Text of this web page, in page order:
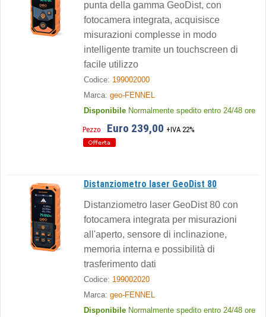
punta della gamma GeoDist, con
fotocamera integrata, acquisisce
misurazioni complesse in modo
intelligente tramite un touchscreen di
facile utilizzo
Codice: 199002000
Marca: geo-FENNEL
Disponibile Normalmente spedito entro 24/48 ore
Pezzo Euro 239,00 +IVA 22%
Distanziometro laser GeoDist 80
Distanziometro laser GeoDist 80 con
fotocamera integrata per misurazioni
all'aperto, sensore di inclinazione,
memoria interna e possibilità di
trasferimento dati
Codice: 199002020
Marca: geo-FENNEL
Disponibile Normalmente spedito entro 24/48 ore